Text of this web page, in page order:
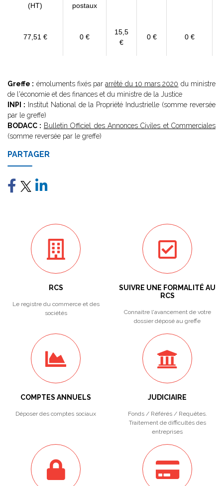
(HT)
postaux
77,51 € 0 €
15,5
€
0 € 0 €
Greffe : émoluments fixés pararrêté du 10 mars 2020 du ministre
de l'économie et des finances et du ministre de la Justice
INPI : Institut National de la Propriété Industrielle (somme reversée
par le greffe)
BODACC : Bulletin Officiel des Annonces Civiles et Commerciales
(somme reversée par le greffe)
PARTAGER
RCS
Le registre du commerce et des
sociétés
SUIVRE UNE FORMALITÉ AU
RCS
Connaitre l'avancement de votre
dossier déposé au greffe
COMPTES ANNUELS
Déposer des comptes sociaux
JUDICIAIRE
Fonds / Référés / Requêtes.
Traitement de difficultés des
entreprises